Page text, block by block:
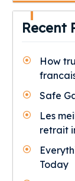
Recent
How
Safe
Les
retrait
Today